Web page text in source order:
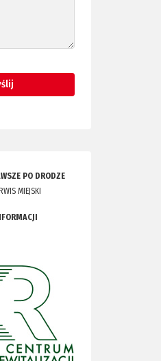
PO DRODZE
MIEJSKI